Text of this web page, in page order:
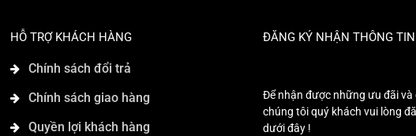
HỖ TRỢ KHÁCH HÀNG
Chính sách đổi trả
Chính sách giao hàng
Quyền lợi khách hàng
ĐĂNG KÝ NHẬN THÔNG TIN
Để nhận được những ưu đãi
chúng tôi quý khách vui lòng
dưới đây !